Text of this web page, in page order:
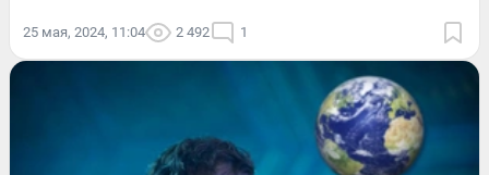
25 мая, 2024, 11:04 2 492 1